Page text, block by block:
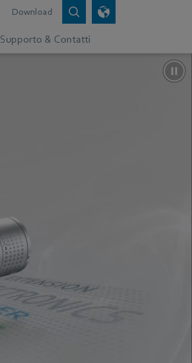
Download
Supporto & Contatti